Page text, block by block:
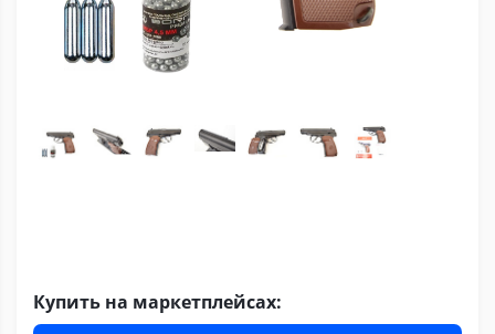
Купить на маркетплейсах: